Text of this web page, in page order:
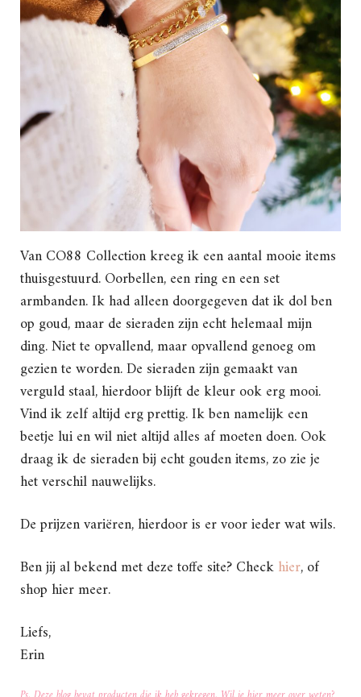
Van CO88 Collection kreeg ik een aantal mooie items
thuisgestuurd. Oorbellen, een ring en een set
armbanden. Ik had alleen doorgegeven dat ik dol ben
op goud, maar de sieraden zijn echt helemaal mijn
ding. Niet te opvallend, maar opvallend genoeg om
gezien te worden. De sieraden zijn gemaakt van
verguld staal, hierdoor blijft de kleur ook erg mooi.
Vind ik zelf altijd erg prettig. Ik ben namelijk een
beetje lui en wil niet altijd alles af moeten doen. Ook
draag ik de sieraden bij echt gouden items, zo zie je
het verschil nauwelijks.
De prijzen variëren, hierdoor is er voor ieder wat wils.
Ben jij al bekend met deze toffe site? Checkhier, of
shop hier meer.
Liefs,
Erin